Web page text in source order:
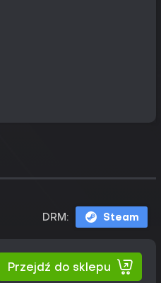
DRM: Steam
Przejdź do sklepu